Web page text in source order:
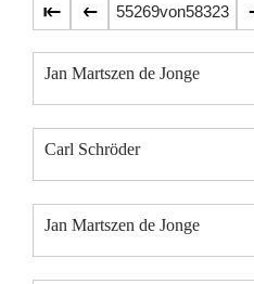
55269von58323
Jan Martszen de Jonge
Carl Schröder
Jan Martszen de Jonge